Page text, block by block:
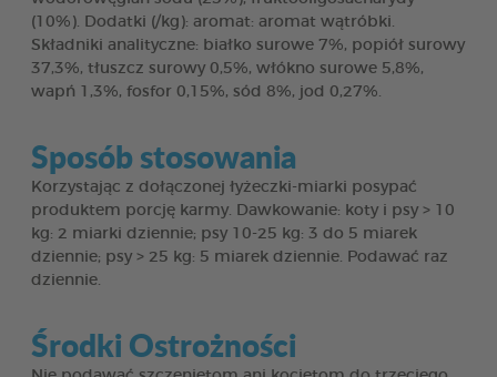
(10%). Dodatki (/kg): aromat: aromat wątróbki.
Składniki analityczne: białko surowe 7%, popiół surowy
37,3%, tłuszcz surowy 0,5%, włókno surowe 5,8%,
wapń 1,3%, fosfor 0,15%, sód 8%, jod 0,27%.
Sposób stosowania
Korzystając z dołączonej łyżeczki-miarki posypać
produktem porcję karmy. Dawkowanie: koty i psy > 10
kg: 2 miarki dziennie; psy 10-25 kg: 3 do 5 miarek
dziennie; psy > 25 kg: 5 miarek dziennie. Podawać raz
dziennie.
Środki Ostrożności